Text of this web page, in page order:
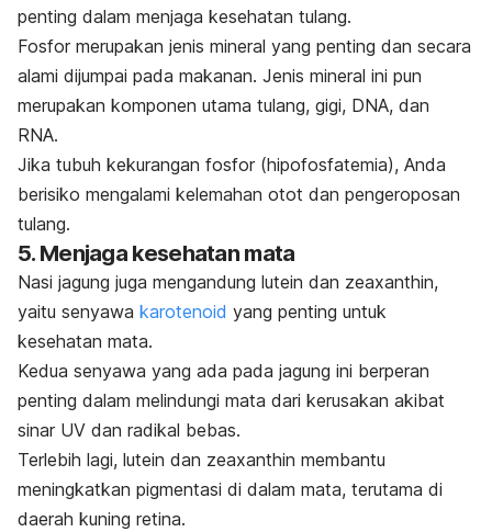
penting dalam menjaga kesehatan tulang.
Fosfor merupakan jenis mineral yang penting dan secara
alami dijumpai pada makanan. Jenis mineral ini pun
merupakan komponen utama tulang, gigi, DNA, dan
RNA.
Jika tubuh kekurangan fosfor (hipofosfatemia), Anda
berisiko mengalami kelemahan otot dan pengeroposan
tulang.
5. Menjaga kesehatan mata
Nasi jagung juga mengandung lutein dan zeaxanthin,
yaitu senyawa karotenoid yang penting untuk
kesehatan mata.
Kedua senyawa yang ada pada jagung ini berperan
penting dalam melindungi mata dari kerusakan akibat
sinar UV dan radikal bebas.
Terlebih lagi, lutein dan zeaxanthin membantu
meningkatkan pigmentasi di dalam mata, terutama di
daerah kuning retina.